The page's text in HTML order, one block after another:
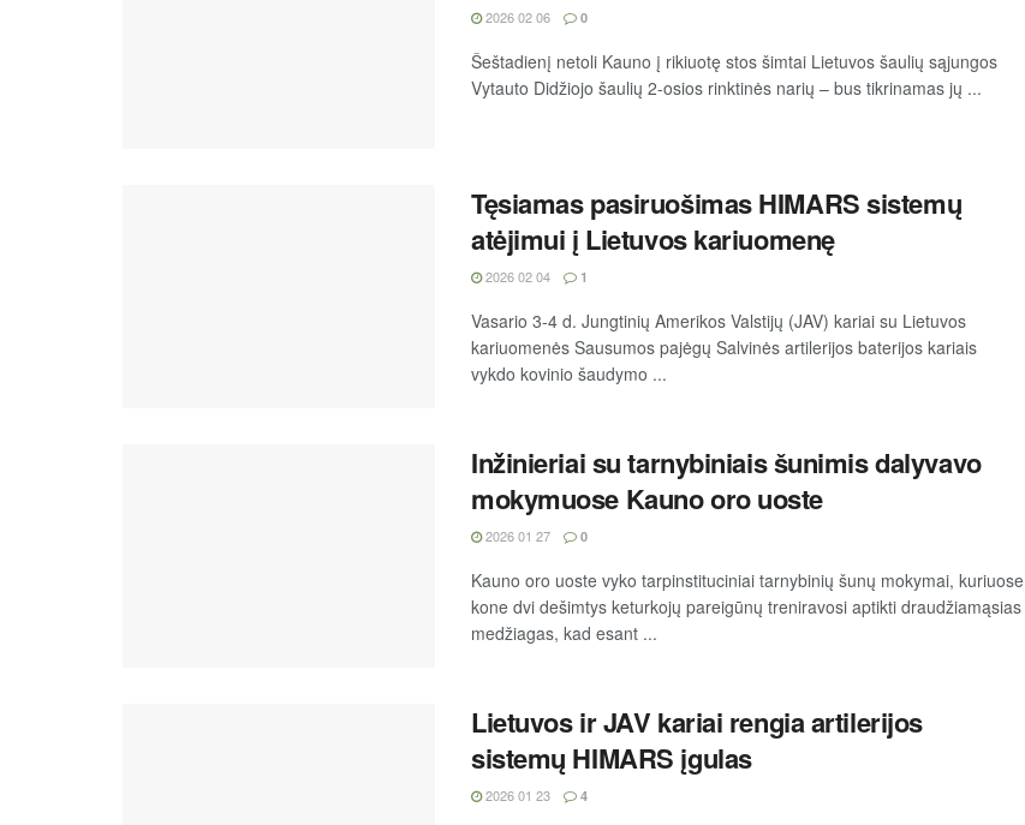
2026 02 06 0
Šeštadienį netoli Kauno į rikiuotę stos šimtai Lietuvos šaulių sąjungos
Vytauto Didžiojo šaulių 2-osios rinktinės narių – bus tikrinamas jų ...
Tęsiamas pasiruošimas HIMARS sistemų
atėjimui į Lietuvos kariuomenę
2026 02 04 1
Vasario 3-4 d. Jungtinių Amerikos Valstijų (JAV) kariai su Lietuvos
kariuomenės Sausumos pajėgų Salvinės artilerijos baterijos kariais
vykdo kovinio šaudymo ...
Inžinieriai su tarnybiniais šunimis dalyvavo
mokymuose Kauno oro uoste
2026 01 27 0
Kauno oro uoste vyko tarpinstituciniai tarnybinių šunų mokymai, kuriuose
kone dvi dešimtys keturkojų pareigūnų treniravosi aptikti draudžiamąsias
medžiagas, kad esant ...
Lietuvos ir JAV kariai rengia artilerijos
sistemų HIMARS įgulas
2026 01 23 4